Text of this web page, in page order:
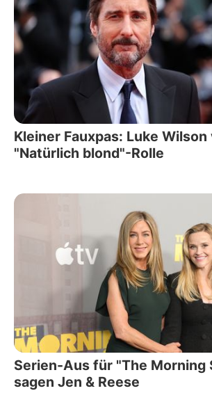
Kleiner Fauxpas: Luke Wilson
"Natürlich blond"-Rolle
Serien-Aus für "The Morning
sagen Jen & Reese